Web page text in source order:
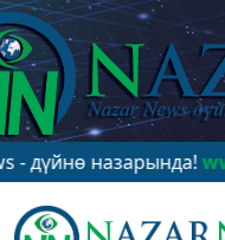
назарында!